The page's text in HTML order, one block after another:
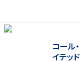
コール
イテッ